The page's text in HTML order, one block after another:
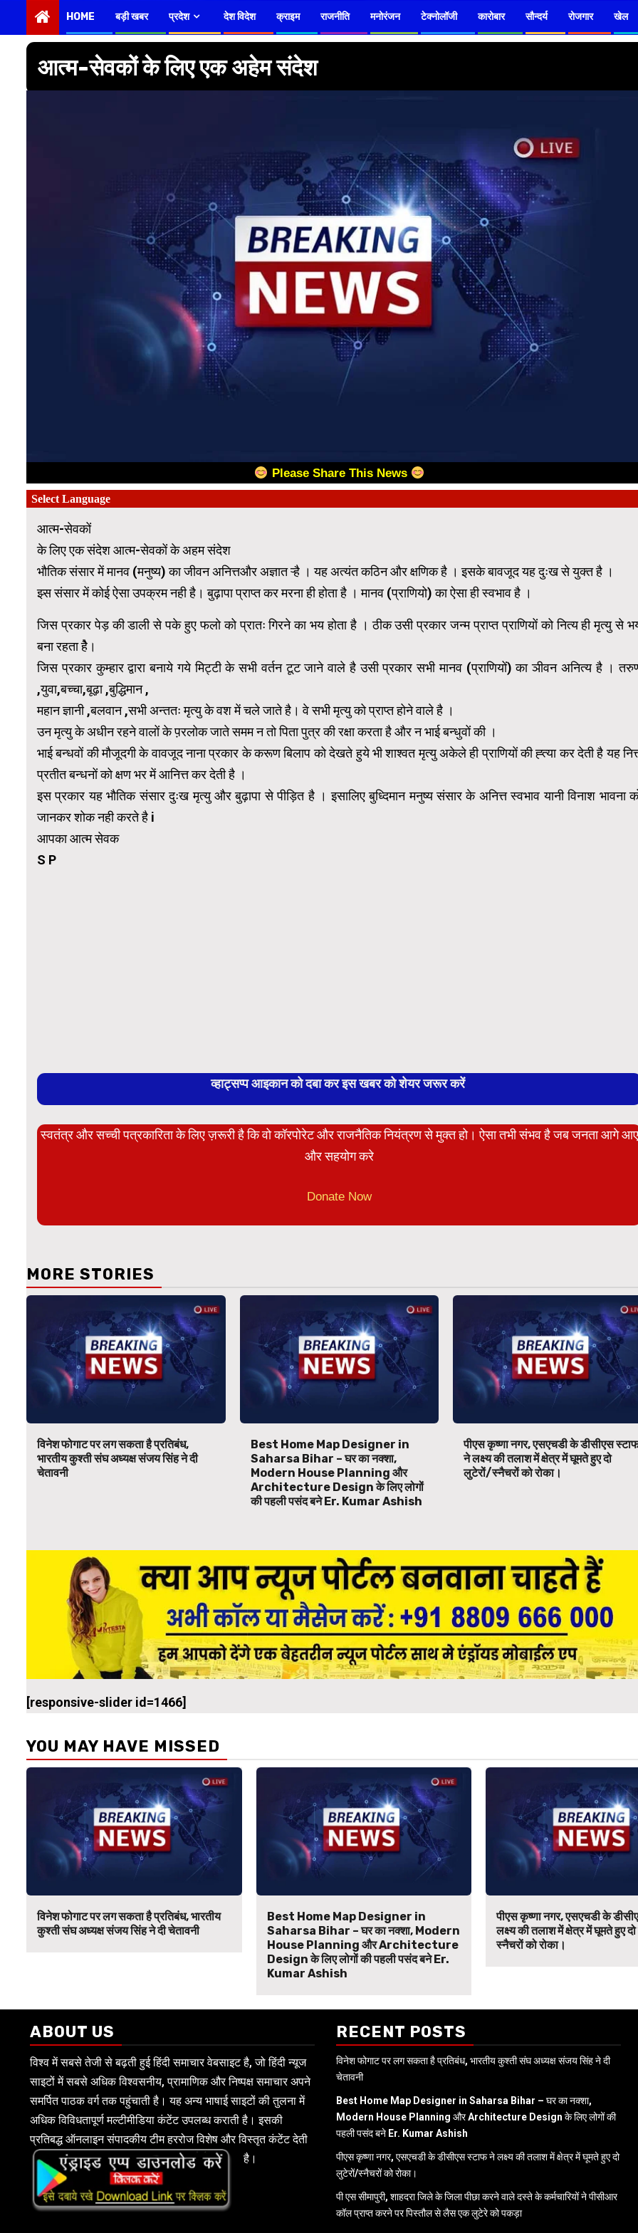
HOME बड़ी खबर प्रदेश देश विदेश क्राइम राजनीति मनोरंजन टेक्नोलॉजी कारोबार सौन्दर्य रोजगार खेल
आत्म-सेवकों के लिए एक अहेम संदेश
Please Share This News
आत्म-सेवकों
के लिए एक संदेश आत्म-सेवकों के अहम संदेश
भौतिक संसार में मानव (मनुष्य) का जीवन अनित्तऔर अज्ञात ऱ्है । यह अत्यंत कठिन और क्षणिक है । इसके बावजूद यह दुःख से युक्त है ।
झ्स संसार में कोई ऐसा उपक्रम नही है। बुढ़ापा प्राप्त कर मरना ही होता है । मानव (प्राणियो) का ऐसा ही स्वभाव है ।
जिस प्रकार पेड़ की डाली से पके हुए फलो को प्रातः गिरने का भय होता है । ठीक उसी प्रकार जन्म प्राप्त प्राणियों को नित्य ही मृत्यु से
बना रहता हेै।
जिस प्रकार कुम्हार द्वारा बनाये गये मिट्टी के सभी वर्तन टूट जाने वाले है उसी प्रकार सभी मानव (प्राणियों) का ञीवन अनित्य है ।
,युवा,बच्चा,बूढ़ा ,बुद्धिमान ,
महान ज्ञानी ,बलवान ,सभी अन्ततः मृत्यु के वश में चले जाते है। वे सभी मृत्यु को प्राप्त होने वाले है ।
उन मृत्यु के अधीन रहने वालों के प़रलोक जाते समम न तो पिता पुत्र की रक्षा करता है और न भाई बन्धुवों की ।
भाई बन्धवों की मौजूदगी के वावजूद नाना प्रकार के करूण बिलाप को देखते हुये भी शाश्वत मृत्यु अकेले ही प्राणियों की ह्त्या कर देती है यह
प्रतीत बन्धनों को क्षण भर में आनित्त कर देती है ।
इस प्रकार यह भौतिक संसार दुःख मृत्यु और बुढ़ापा से पीड़ित है । इसालिए बुध्दिमान मनुष्य संसार के अनित्त स्वभाव यानी विनाश भावना
जानकर शोक नही करते है i
आपका आत्म सेवक
S P
व्हाट्सप्प आइकान को दबा कर इस खबर को शेयर जरूर करें
स्वतंत्र और सच्ची पत्रकारिता के लिए ज़रूरी है कि वो कॉरपोरेट और राजनैतिक नियंत्रण से मुक्त हो। ऐसा तभी संभव है जब जनता आगे आए
और सहयोग करे
Donate Now
MORE STORIES
विनेश फोगाट पर लग सकता है प्रतिबंध,
भारतीय कुश्ती संघ अध्यक्ष संजय सिंह ने दी
चेतावनी
Best Home Map Designer in
Saharsa Bihar – घर का नक्शा,
Modern House Planning और
Architecture Design के लिए लोगों
की पहली पसंद बने Er. Kumar Ashish
पीएस कृष्णा नगर, एसएचडी के डीसीएस
ने लक्ष्य की तलाश में क्षेत्र में घूमते हुए दो
लुटेरों/स्नैचरों को रोका।
[responsive-slider id=1466]
YOU MAY HAVE MISSED
विनेश फोगाट पर लग सकता है प्रतिबंध, भारतीय
कुश्ती संघ अध्यक्ष संजय सिंह ने दी चेतावनी
Best Home Map Designer in
Saharsa Bihar – घर का नक्शा, Modern
House Planning और Architecture
Design के लिए लोगों की पहली पसंद बने Er.
Kumar Ashish
पीएस कृष्णा नगर, एसएचडी के
लक्ष्य की तलाश में क्षेत्र में घूमते हुए
स्नैचरों को रोका।
ABOUT US
विश्व में सबसे तेजी से बढ़ती हुई हिंदी समाचार वेबसाइट है, जो हिंदी न्यूज
साइटों में सबसे अधिक विश्वसनीय, प्रामाणिक और निष्पक्ष समाचार अपने
समर्पित पाठक वर्ग तक पहुंचाती है। यह अन्य भाषाई साइटों की तुलना में
अधिक विविधतापूर्ण मल्टीमीडिया कंटेंट उपलब्ध कराती है। इसकी
प्रतिबद्ध ऑनलाइन संपादकीय टीम हररोज विशेष और विस्तृत कंटेंट देती
है।
RECENT POSTS
विनेश फोगाट पर लग सकता है प्रतिबंध, भारतीय कुश्ती संघ अध्यक्ष संजय सिंह ने दी
चेतावनी
Best Home Map Designer in Saharsa Bihar – घर का नक्शा,
Modern House Planning और Architecture Design के लिए लोगों की
पहली पसंद बने Er. Kumar Ashish
पीएस कृष्णा नगर, एसएचडी के डीसीएस स्टाफ ने लक्ष्य की तलाश में क्षेत्र में घूमते हुए दो
लुटेरों/स्नैचरों को रोका।
पी एस सीमापुरी, शाहदरा जिले के जिला पीछा करने वाले दस्ते के कर्मचारियों ने पीसीआर
कॉल प्राप्त करने पर पिस्तौल से लैस एक लुटेरे को पकड़ा